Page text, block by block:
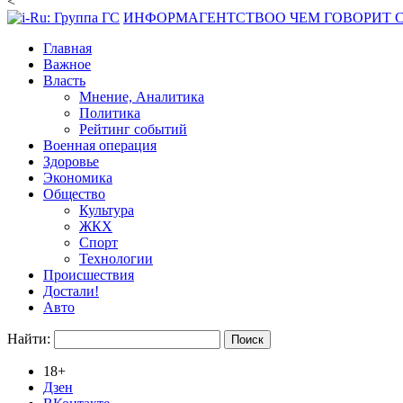
ИНФОРМАГЕНТСТВОО ЧЕМ ГОВОРИТ
Главная
Важное
Власть
Мнение, Аналитика
Политика
Рейтинг событий
Военная операция
Здоровье
Экономика
Общество
Культура
ЖКХ
Спорт
Технологии
Происшествия
Достали!
Авто
Найти:
18+
Дзен